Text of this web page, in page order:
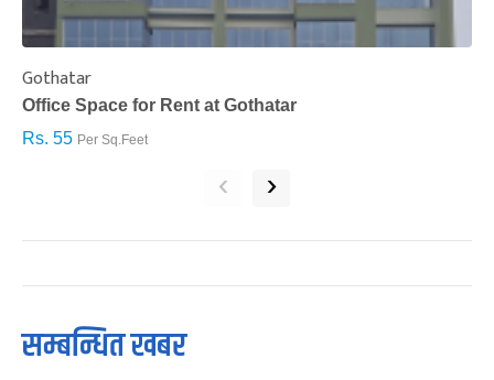
Gothatar
Office Space for Rent at Gothatar
Rs. 55 Per Sq.Feet
‹ ›
सम्बन्धित खबर